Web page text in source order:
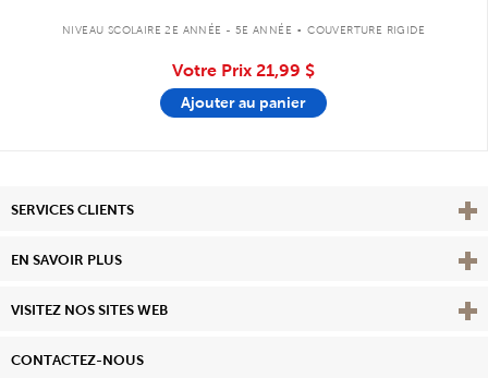
NIVEAU SCOLAIRE 2E ANNÉE - 5E ANNÉE . COUVERTURE RIGIDE
Votre Prix 21,99 $
Ajouter au panier
SERVICES CLIENTS
EN SAVOIR PLUS View
VISITEZ NOS SITES WEB
CONTACTEZ-NOUS